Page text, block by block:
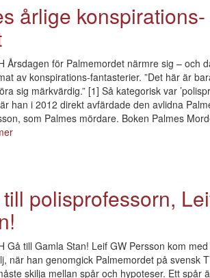
årlige konspirations-
Årsdagen för Palmemordet närmre sig – och
av konspirations-fantasterier. ”Det här är
sig märkvärdig.” [1] Så kategorisk var
han i 2012 direkt avfärdade den avlidna
som Palmes mördare. Boken Palmes
polisprofessorn,
Gå till Gamla Stan! Leif GW Persson kom
när han genomgick Palmemordet på svensk
skilja mellan spår och hypoteser. Ett spår